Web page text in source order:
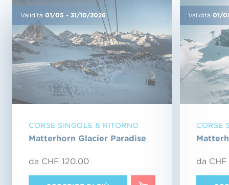
Validità 01/05 - 31/10/2026
CORSE SINGOLE & RITORNO
Matterhorn Glacier Paradise
da CHF 120.00
Validità 01/
CORSE
da CHF